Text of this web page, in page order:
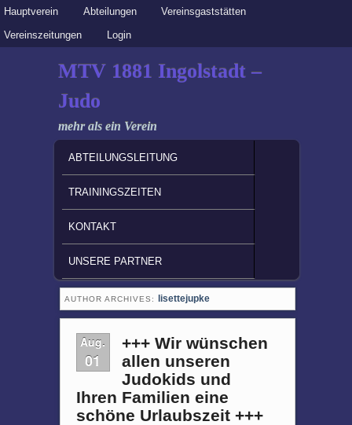
Secondary menu
Skip to primary content
Skip to secondary content
Hauptverein Abteilungen
Vereinsgaststätten
Vereinszeitungen
Login
MTV 1881 Ingolstadt –
Judo
mehr als ein Verein
SKIP TO PRIMARY CONTENT
SKIP TO SECONDARY CONTENT
ABTEILUNGSLEITUNG
TRAININGSZEITEN
KONTAKT
UNSERE PARTNER
AUTHOR ARCHIVES: lisettejupke
Aug.
01
+++ Wir wünschen
allen unseren
Judokids und
Ihren Familien eine
schöne Urlaubszeit +++